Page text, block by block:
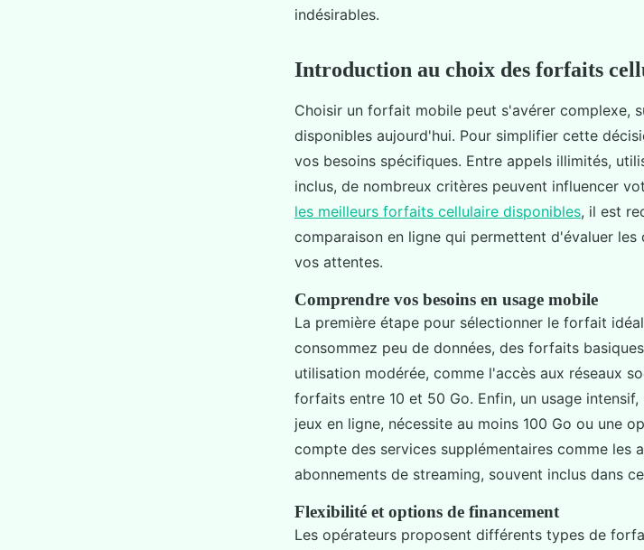
indésirables.
Introduction au choix des forfaits
Choisir un forfait mobile peut s'avérer complexe,
disponibles aujourd'hui. Pour simplifier cette
vos besoins spécifiques. Entre appels illimités,
inclus, de nombreux critères peuvent influencer
les meilleurs forfaits cellulaire disponibles, il est
comparaison en ligne qui permettent d'évaluer
vos attentes.
Comprendre vos besoins en usage mobile
La première étape pour sélectionner le forfait
consommez peu de données, des forfaits
utilisation modérée, comme l'accès aux réseaux
forfaits entre 10 et 50 Go. Enfin, un usage
jeux en ligne, nécessite au moins 100 Go ou une
compte des services supplémentaires comme les
abonnements de streaming, souvent inclus dans
Flexibilité et options de financement
Les opérateurs proposent différents types de